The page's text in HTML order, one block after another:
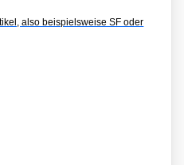
also beispielsweise SF oder